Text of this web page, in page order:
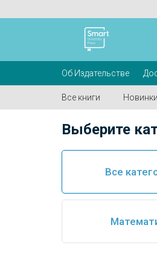
Об Издательстве
Все книги Новинки
Выберите
Все